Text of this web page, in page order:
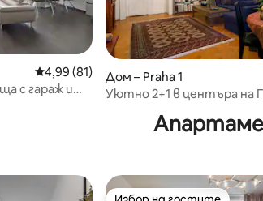
Средна оценка: 4,99 от 5, 81 отзива
4,99 (81)
с гараж и
Дом – Praha 1
Уютно 2+1 в центъра на